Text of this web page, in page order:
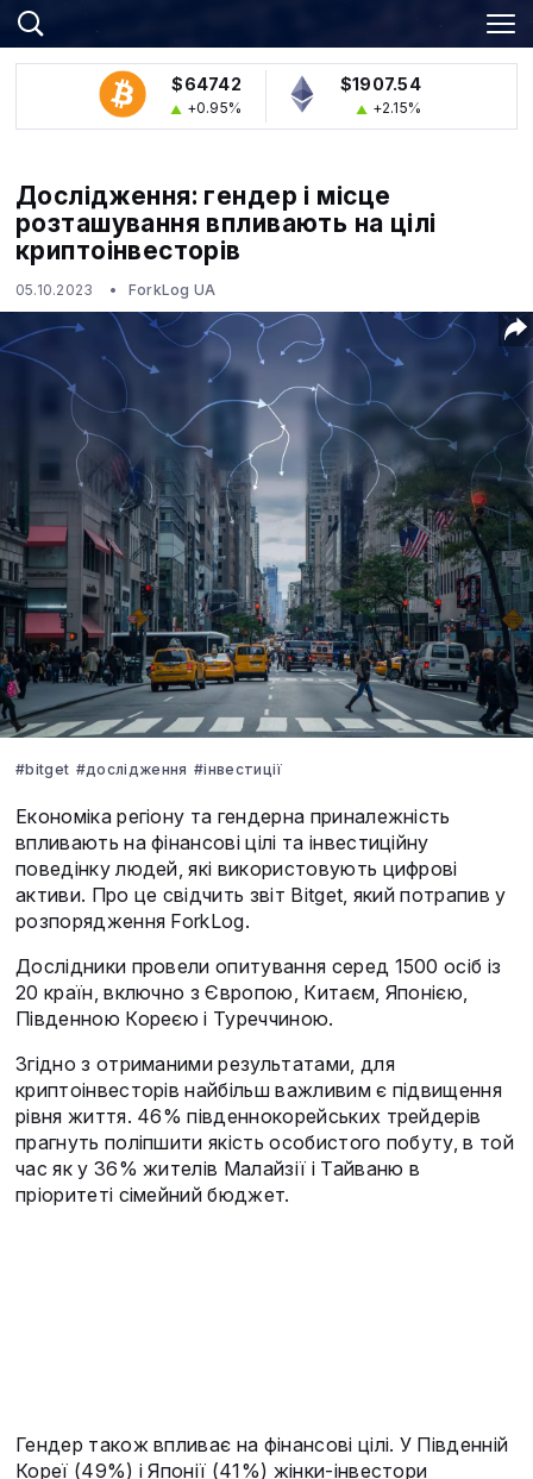
$64742
+0.95%
$1907.54
+2.15%
Дослідження: гендер і місце
розташування впливають на цілі
криптоінвесторів
05.10.2023 ForkLog UA
#bitget #дослідження #інвестиції
Економіка регіону та гендерна приналежність
впливають на фінансові цілі та інвестиційну
поведінку людей, які використовують цифрові
активи. Про це свідчить звіт Bitget, який потрапив у
розпорядження ForkLog.
Дослідники провели опитування серед 1500 осіб із
20 країн, включно з Європою, Китаєм, Японією,
Південною Кореєю і Туреччиною.
Згідно з отриманими результатами, для
криптоінвесторів найбільш важливим є підвищення
рівня життя. 46% південнокорейських трейдерів
прагнуть поліпшити якість особистого побуту, в той
час як у 36% жителів Малайзії і Тайваню в
пріоритеті сімейний бюджет.
Гендер також впливає на фінансові цілі. У Південній
Кореї (49%) і Японії (41%) жінки-інвестори